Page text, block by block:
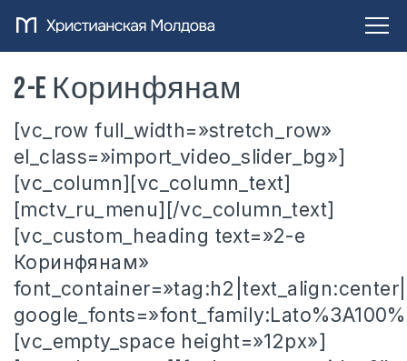
2-e Коринфянам
[vc_row full_width=»stretch_row»
el_class=»import_video_slider_bg»]
[vc_column][vc_column_text]
[mctv_ru_menu][/vc_column_text]
[vc_custom_heading text=»2-e
Коринфянам»
[vc_empty_space height=»12px»]